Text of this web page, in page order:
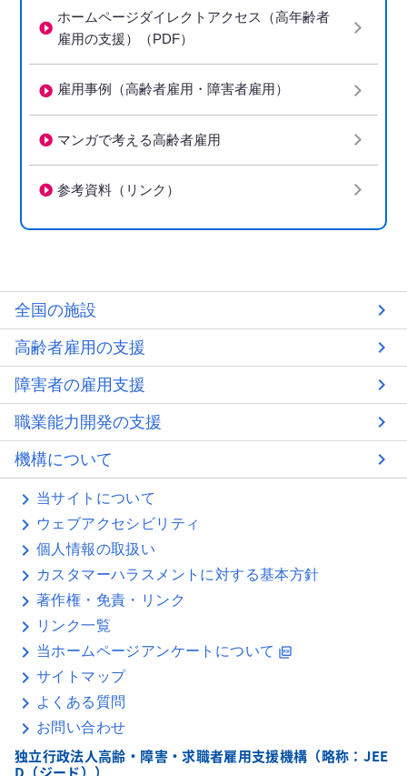
ホームページダイレクトアクセス（高年齢者
雇用の支援）（PDF）
雇用事例（高齢者雇用・障害者雇用）
マンガで考える高齢者雇用
参考資料（リンク）
全国の施設
高齢者雇用の支援
障害者の雇用支援
職業能力開発の支援
機構について
当サイトについて
ウェブアクセシビリティ
個人情報の取扱い
カスタマーハラスメントに対する基本方針
著作権・免責・リンク
リンク一覧
当ホームページアンケートについて picture_as_pdf
サイトマップ
よくある質問
お問い合わせ
独立行政法人高齢・障害・求職者雇用支援機構（略称：JEE
D（ジード））